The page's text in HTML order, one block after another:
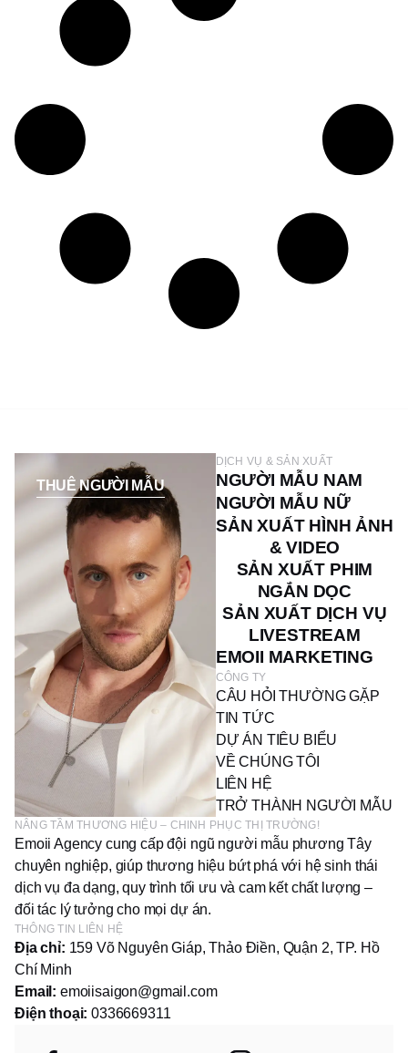
THUÊ NGƯỜI MẪU
DỊCH VỤ & SẢN XUẤT
NGƯỜI MẪU NAM
NGƯỜI MẪU NỮ
SẢN XUẤT HÌNH ẢNH
& VIDEO
SẢN XUẤT PHIM
NGẮN DỌC
SẢN XUẤT DỊCH VỤ
LIVESTREAM
EMOII MARKETING
CÔNG TY
CÂU HỎI THƯỜNG GẶP
TIN TỨC
DỰ ÁN TIÊU BIỂU
VỀ CHÚNG TÔI
LIÊN HỆ
TRỞ THÀNH NGƯỜI MẪU
NÂNG TẦM THƯƠNG HIỆU – CHINH PHỤC THỊ TRƯỜNG!
Emoii Agency cung cấp đội ngũ người mẫu phương Tây
chuyên nghiệp, giúp thương hiệu bứt phá với hệ sinh thái
dịch vụ đa dạng, quy trình tối ưu và cam kết chất lượng –
đối tác lý tưởng cho mọi dự án.
THÔNG TIN LIÊN HỆ
Địa chỉ: 159 Võ Nguyên Giáp, Thảo Điền, Quận 2, TP. Hồ
Chí Minh
Email: emoiisaigon@gmail.com
Điện thoại: 0336669311